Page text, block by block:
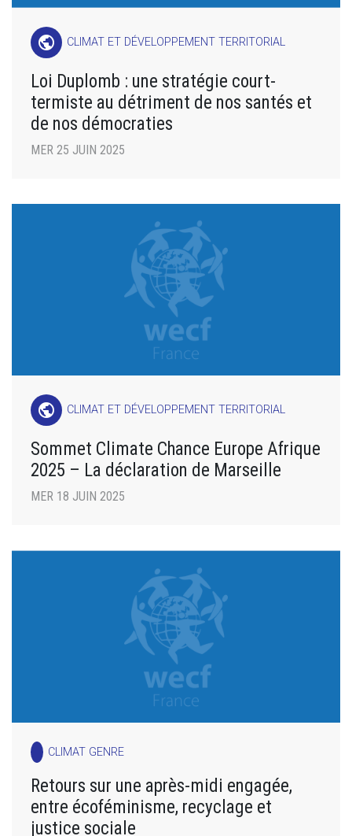
public CLIMAT ET DÉVELOPPEMENT TERRITORIAL
Loi Duplomb : une stratégie court-
termiste au détriment de nos santés et
de nos démocraties
MER 25 JUIN 2025
public CLIMAT ET DÉVELOPPEMENT TERRITORIAL
Sommet Climate Chance Europe Afrique
2025 – La déclaration de Marseille
MER 18 JUIN 2025
CLIMAT GENRE
Retours sur une après-midi engagée,
entre écoféminisme, recyclage et
justice sociale